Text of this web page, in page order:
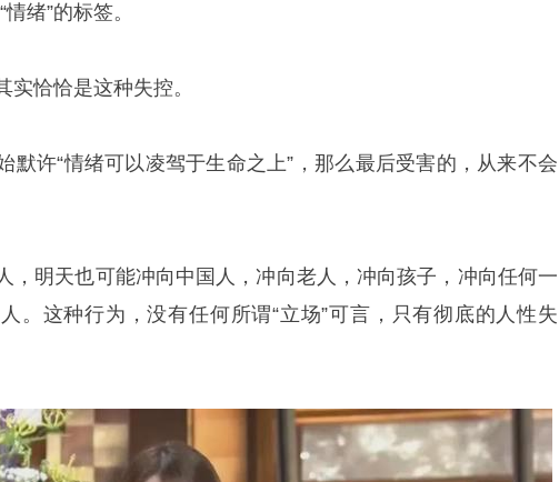
绪”的标签。
恰恰是这种失控。
默许“情绪可以凌驾于生命之上”，那么最后受害的，从来不会
，明天也可能冲向中国人，冲向老人，冲向孩子，冲向任何一
。这种行为，没有任何所谓“立场”可言，只有彻底的人性失